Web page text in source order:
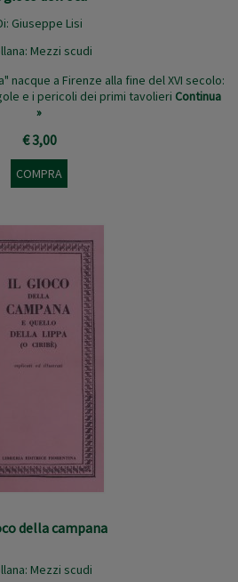
Giuseppe Lisi
Mezzi scudi
nacque a Firenze alla fine del XVI secolo:
e i pericoli dei primi tavolieri Continua
»
€ 3,00
COMPRA
della campana
Mezzi scudi